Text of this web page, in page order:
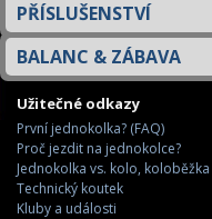
PŘÍSLUŠENSTVÍ
BALANC & ZÁBAVA
Užitečné odkazy
První jednokolka? (FAQ)
Proč jezdit na jednokolce?
Jednokolka vs. kolo, koloběžka
Technický koutek
Kluby a události